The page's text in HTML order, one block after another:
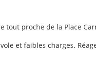
tout proche de la Place
et faibles charges.